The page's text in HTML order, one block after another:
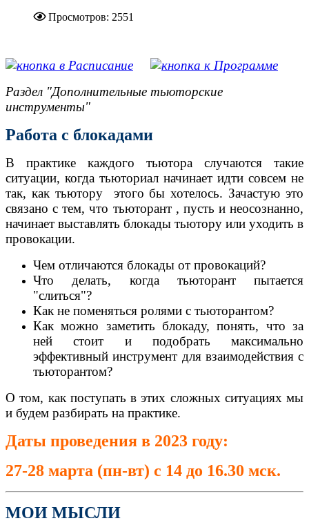
Просмотров: 2551
Раздел "Дополнительные тьюторские
инструменты"
Работа с блокадами
В практике каждого тьютора случаются такие
ситуации, когда тьюториал начинает идти совсем не
так, как тьютору этого бы хотелось. Зачастую это
связано с тем, что тьюторант , пусть и неосознанно,
начинает выставлять блокады тьютору или уходить в
провокации.
Чем отличаются блокады от провокаций?
Что делать, когда тьюторант пытается
"слиться"?
Как не поменяться ролями с тьюторантом?
Как можно заметить блокаду, понять, что за
ней стоит и подобрать максимально
эффективный инструмент для взаимодействия с
тьюторантом?
О том, как поступать в этих сложных ситуациях мы
и будем разбирать на практике.
Даты проведения в 2023 году:
27-28 марта (пн-вт) с 14 до 16.30 мск.
МОИ МЫСЛИ